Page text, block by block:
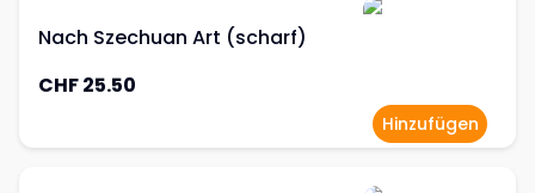
Nach Szechuan Art (scharf)
CHF 25.50
Hinzufügen